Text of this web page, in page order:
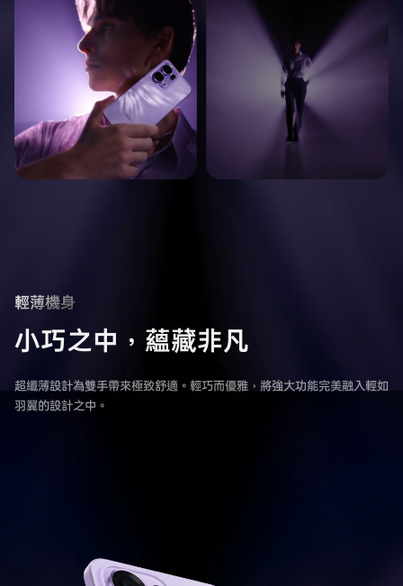
輕薄機身
小巧之中，蘊藏非凡
超纖薄設計為雙手帶來極致舒適。輕巧而優雅，將強大功能完美融入輕如
羽翼的設計之中。